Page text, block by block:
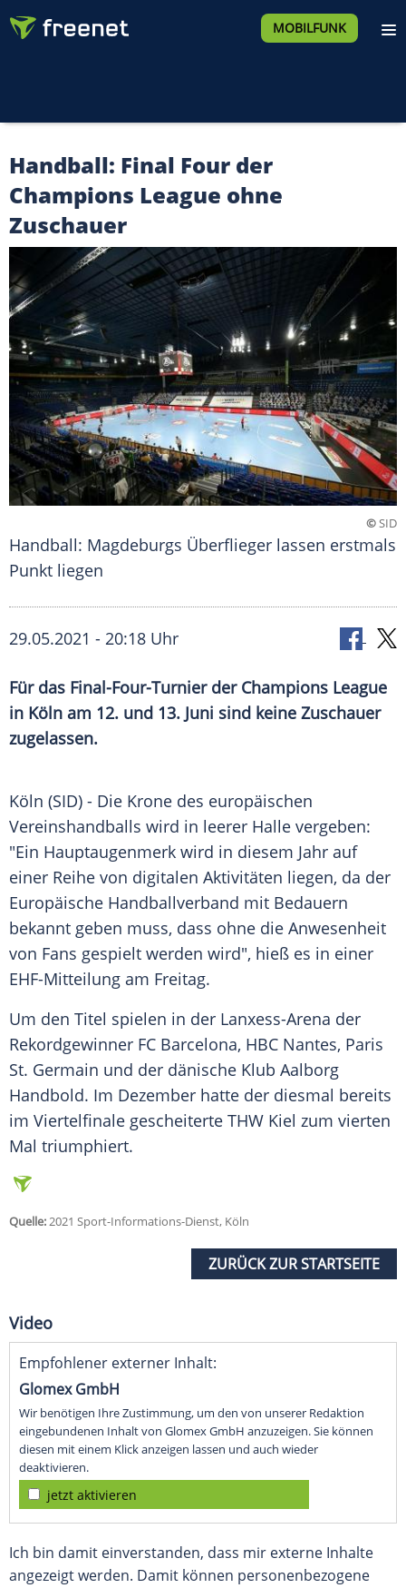
MOBILFUNK
Handball: Final Four der
Champions League ohne
Zuschauer
©SID
Handball: Magdeburgs Überflieger lassen erstmals
Punkt liegen
29.05.2021 - 20:18 Uhr
Für das Final-Four-Turnier der Champions League
in Köln am 12. und 13. Juni sind keine Zuschauer
zugelassen.
Köln (SID) - Die Krone des europäischen
Vereinshandballs wird in leerer Halle vergeben:
"Ein Hauptaugenmerk wird in diesem Jahr auf
einer Reihe von digitalen Aktivitäten liegen, da der
Europäische Handballverband mit Bedauern
bekannt geben muss, dass ohne die Anwesenheit
von Fans gespielt werden wird", hieß es in einer
EHF-Mitteilung am Freitag.
Um den Titel spielen in der Lanxess-Arena der
Rekordgewinner FC Barcelona, HBC Nantes, Paris
St. Germain und der dänische Klub Aalborg
Handbold. Im Dezember hatte der diesmal bereits
im Viertelfinale gescheiterte THW Kiel zum vierten
Mal triumphiert.
Quelle:2021 Sport-Informations-Dienst, Köln
ZURÜCK ZUR STARTSEITE
Video
Empfohlener externer Inhalt:
Glomex GmbH
Wir benötigen Ihre Zustimmung, um den von unserer Redaktion
eingebundenen Inhalt von Glomex GmbH anzuzeigen. Sie können
diesen mit einem Klick anzeigen lassen und auch wieder
deaktivieren.
jetzt aktivieren
Ich bin damit einverstanden, dass mir externe Inhalte
angezeigt werden. Damit können personenbezogene